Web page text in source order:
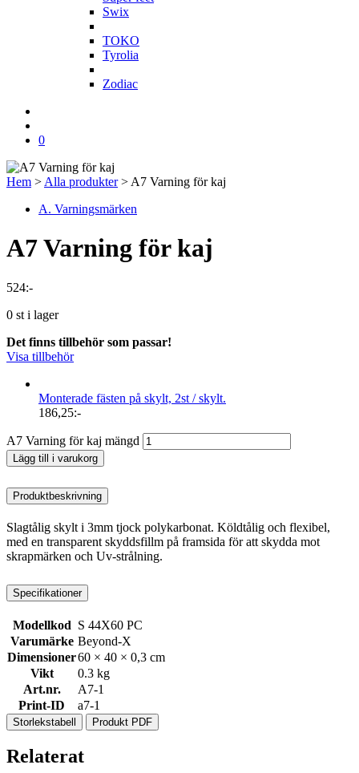
Swix
TOKO
Tyrolia
Zodiac
0
Hem > Alla produkter> A7 Varning för kaj
A. Varningsmärken
A7 Varning för kaj
524:-
0 st i lager
Det finns tillbehör som passar!
Visa tillbehör
Monterade fästen på skylt, 2st / skylt.
186,25:-
A7 Varning för kaj mängd
Lägg till i varukorg
Produktbeskrivning
Slagtålig skylt i 3mm tjock polykarbonat. Köldtålig och flexibel,
med en transparent skyddsfillm på framsida för att skydda mot
skrapmärken och Uv-strålning.
Specifikationer
Modellkod S 44X60 PC
Varumärke Beyond-X
Dimensioner60 × 40 × 0,3 cm
Vikt
0.3 kg
Art.nr.
A7-1
Print-ID
a7-1
Storlekstabell Produkt PDF
Relaterat